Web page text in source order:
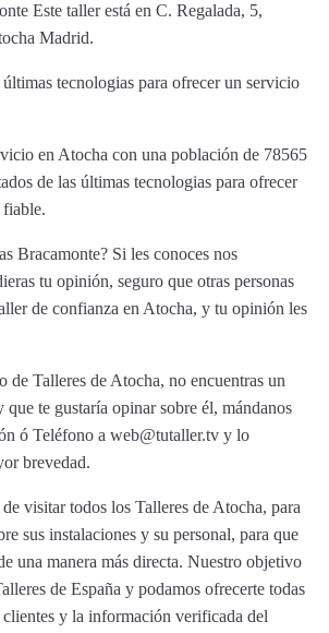
Este taller está en C. Regalada, 5,
Madrid.
últimas tecnologias para ofrecer un servicio
en Atocha con una población de 78565
de las últimas tecnologias para ofrecer
Bracamonte? Si les conoces nos
tu opinión, seguro que otras personas
de confianza en Atocha, y tu opinión les
de Talleres de Atocha, no encuentras un
que te gustaría opinar sobre él, mándanos
ó Teléfono a web@tutaller.tv y lo
brevedad.
visitar todos los Talleres de Atocha, para
sus instalaciones y su personal, para que
una manera más directa. Nuestro objetivo
de España y podamos ofrecerte todas
clientes y la información verificada del